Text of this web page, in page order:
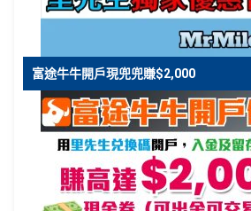
富途牛牛開戶現兜兜賺$2,000